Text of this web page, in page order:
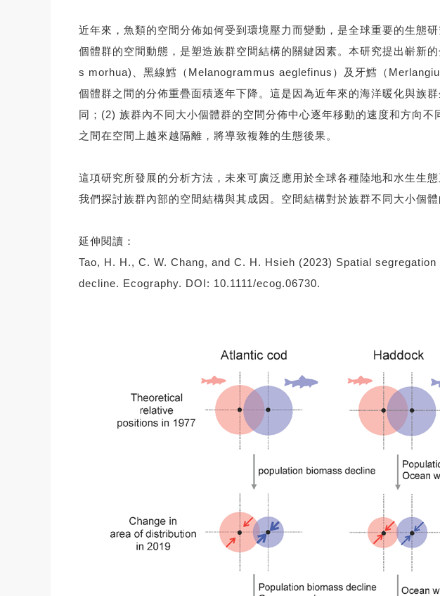
近年來，魚類的空間分佈如何受到環境壓力而變動，是全球重要的生態
個體群的空間動態，是塑造族群空間結構的關鍵因素。本研究提出嶄新
s morhua)、黑線鱈（Melanogrammus aeglefinus）及牙鱈（
個體群之間的分佈重疊面積逐年下降。這是因為近年來的海洋暖化與族
同；(2) 族群內不同大小個體群的空間分佈中心逐年移動的速度和方向
之間在空間上越來越隔離，將導致複雜的生態後果。
這項研究所發展的分析方法，未來可廣泛應用於全球各種陸地和水生生
我們探討族群內部的空間結構與其成因。空間結構對於族群不同大小個
延伸閱讀：
Tao, H. H., C. W. Chang, and C. H. Hsieh (2023) Spatial
decline. Ecography. DOI: 10.1111/ecog.06730.